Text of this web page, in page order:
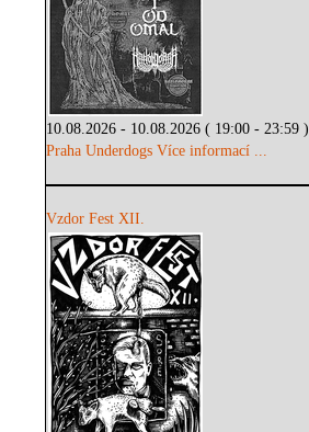
10.08.2026 - 10.08.2026 ( 19:00 - 23:59 )
Praha Underdogs Více informací ...
Vzdor Fest XII.